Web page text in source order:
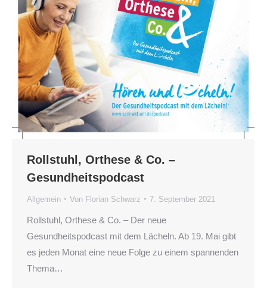
Rollstuhl, Orthese & Co. –
Gesundheitspodcast
Allgemein Von Florian Schwarz 7. September 2021
Rollstuhl, Orthese & Co. – Der neue
Gesundheitspodcast mit dem Lächeln. Ab 19. Mai gibt
es jeden Monat eine neue Folge zu einem spannenden
Thema…